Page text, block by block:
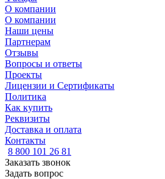
О компании
О компании
Наши цены
Партнерам
Отзывы
Вопросы и ответы
Проекты
Лицензии и Сертификаты
Политика
Как купить
Реквизиты
Доставка и оплата
Контакты
8 800 101 26 81
Заказать звонок
Задать вопрос